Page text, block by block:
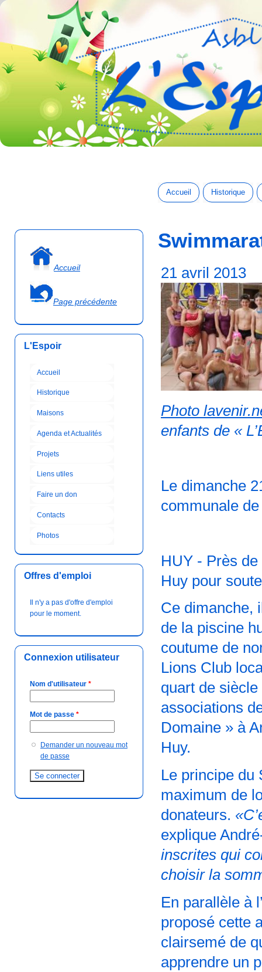
Accueil Historique
Accueil
Page précédente
L'Espoir
Accueil
Historique
Maisons
Agenda et Actualités
Projets
Liens utiles
Faire un don
Contacts
Photos
Offres d'emploi
Il n'y a pas d'offre d'emploi
pour le moment.
Connexion utilisateur
Nom d'utilisateur *
Mot de passe *
Demander un nouveau mot
de passe
21 avril 2013
Photo
enfants de «
Le dimanche
communale
HUY - Près
Huy pour
Ce dimanche,
de la piscine
coutume de
Lions Club
quart de
associations
Domaine » à
Huy.
Le principe du
maximum de
donateurs.
explique
inscrites qui
choisir la
En parallèle à
proposé cette
clairsemé de
apprendre un